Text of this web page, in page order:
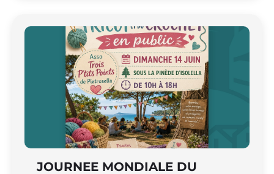
JOURNEE MONDIALE DU